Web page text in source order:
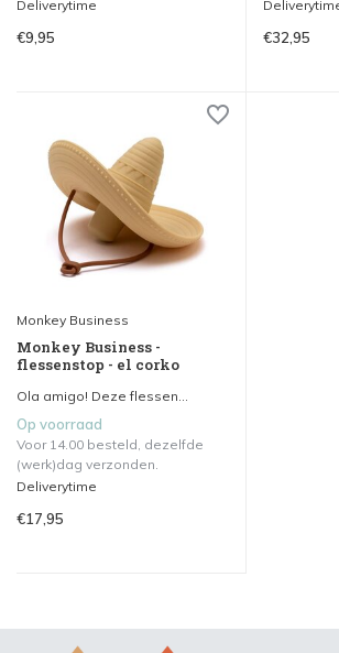
Deliverytime
€9,95 €32,95
Monkey Business
Monkey Business -
flessenstop - el corko
Ola amigo! Deze flessen...
Op voorraad
Voor 14.00 besteld, dezelfde
(werk)dag verzonden.
Deliverytime
€17,95